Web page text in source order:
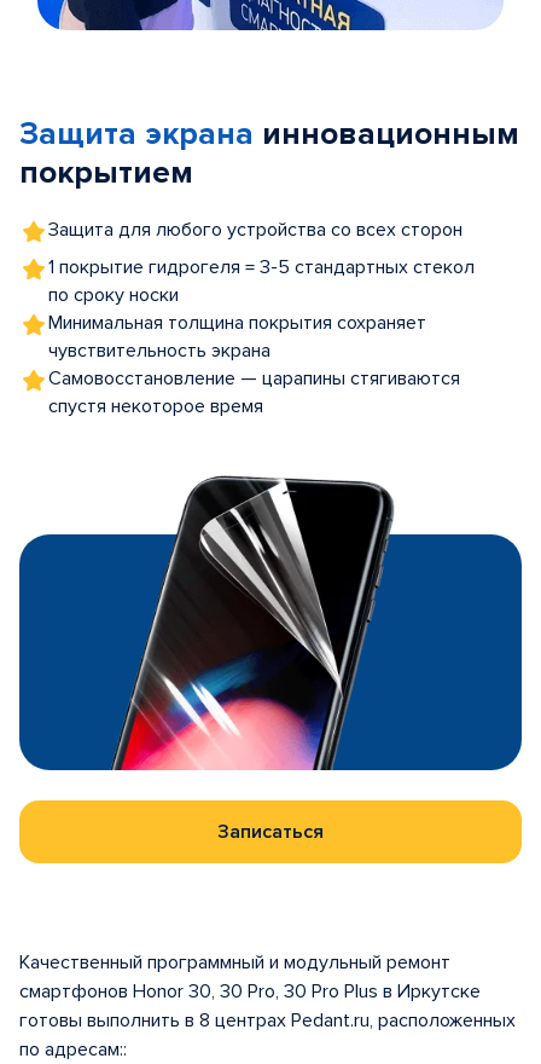
5
Защита экрана инновационным
покрытием
Защита для любого устройства со всех сторон
1 покрытие гидрогеля = 3-5 стандартных стекол
по сроку носки
Минимальная толщина покрытия сохраняет
чувствительность экрана
Самовосстановление — царапины стягиваются
спустя некоторое время
Записаться
Качественный программный и модульный ремонт
смартфонов Honor 30, 30 Pro, 30 Pro Plus в Иркутске
готовы выполнить в 8 центрах Pedant.ru, расположенных
по адресам::